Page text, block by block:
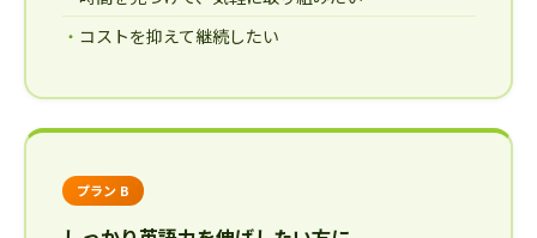
コストを抑えて継続したい
プラン B